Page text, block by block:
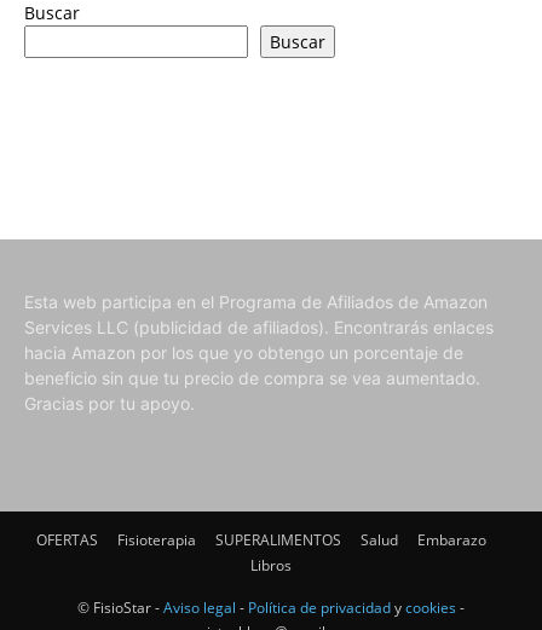
Buscar
Buscar
Esta web participa en el Programa de Afiliados de Amazon
Services LLC (publicidad de afiliados). Encontrarás enlaces
hacia Amazon por los que yo obtengo un porcentaje de
beneficio sin que tu precio de compra se vea aumentado.
Gracias por tu apoyo.
OFERTAS Fisioterapia SUPERALIMENTOS Salud
Embarazo
Libros
© FisioStar -Aviso legal - Política de privacidadycookies -